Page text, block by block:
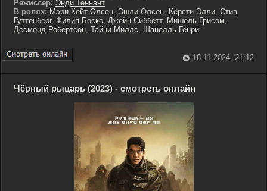
Режиссер: Энди Теннант
В ролях: Мэри-Кейт Олсен, Эшли Олсен, Кёрсти Элли, Стив
Гуттенберг, Филип Боско, Джейн Сиббетт, Мишель Грисом,
Десмонд Робертсон, Тайни Миллс, Шанелль Генри
18-11-2024, 21:12
Чёрный рыцарь (2023) - смотреть онлайн